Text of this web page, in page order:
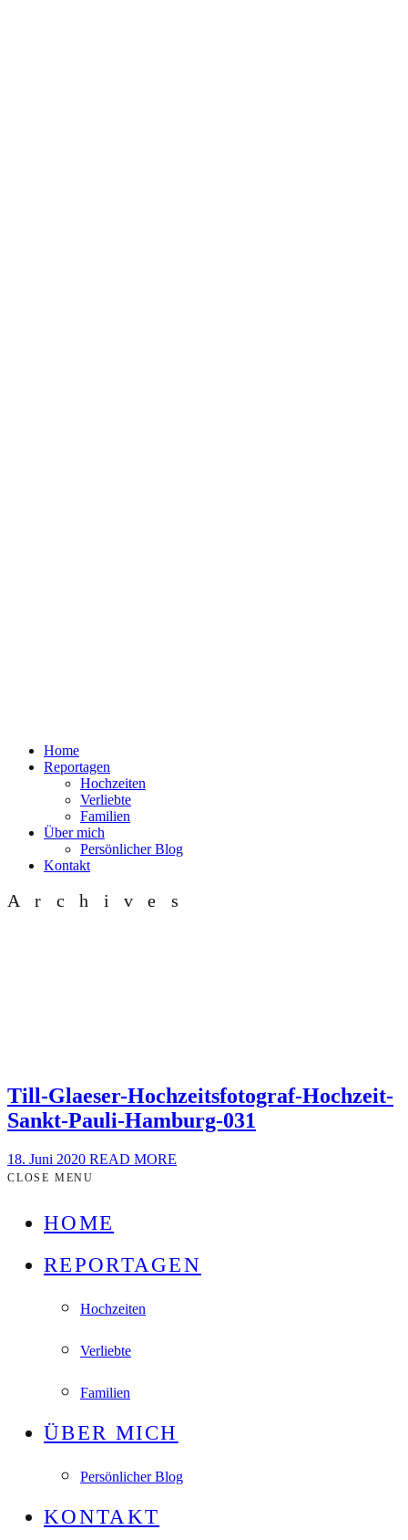
Home
Reportagen
Hochzeiten
Verliebte
Familien
Über mich
Persönlicher Blog
Kontakt
Archives
Till-Glaeser-Hochzeitsfotograf-Hochzeit-
Sankt-Pauli-Hamburg-031
18. Juni 2020 READ MORE
CLOSE MENU
HOME
REPORTAGEN
Hochzeiten
Verliebte
Familien
ÜBER MICH
Persönlicher Blog
KONTAKT